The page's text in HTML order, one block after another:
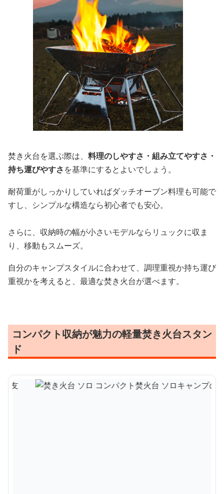
焚き火台を選ぶ際は、 料理のしやすさ・組み立てやすさ・
持ち運びやすさを基準にするとよいでしょう。
耐荷重がしっかりしていればダッチオーブン料理も可能で
すし、シンプルな構造なら初心者でも安心。
さらに、収納時の幅が小さいモデルならリュックに収ま
り、移動もスムーズ。
自分のキャンプスタイルに合わせて、調理重視か持ち運び
重視かを考えると、最適な焚き火台が選べます。
コンパクト収納が魅力の軽量焚き火台スタン
ド